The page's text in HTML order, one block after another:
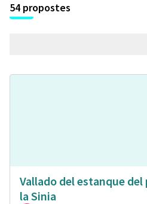
54 propostes
Vallado del estanque del
la Sinia